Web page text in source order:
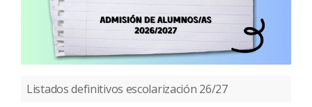
Listados definitivos escolarización 26/27